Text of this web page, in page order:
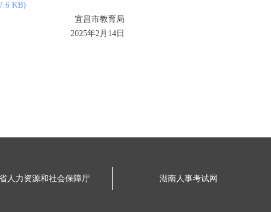
KB)
宜昌市教育局
2025年2月14日
人力资源和社会保障厅 湖南人事考试网